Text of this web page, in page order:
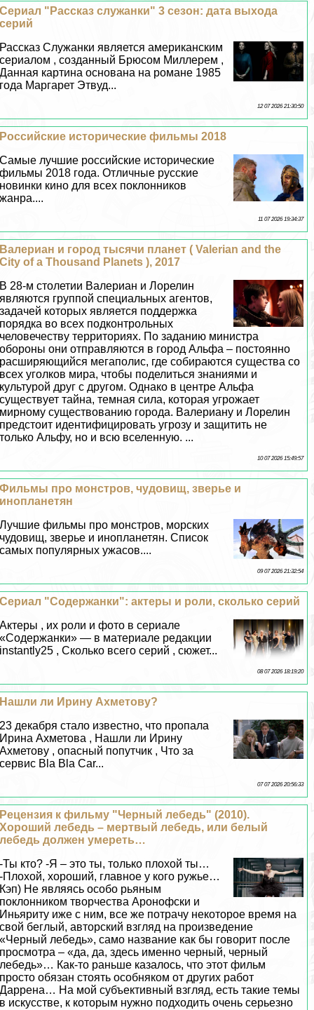
Сериал "Рассказ служанки" 3 сезон: дата выхода
серий
Рассказ Служанки является американским
сериалом , созданный Брюсом Миллерем ,
Данная картина основана на романе 1985
года Маргарет Этвуд...
12 07 2026 21:30:50
Российские исторические фильмы 2018
Самые лучшие российские исторические
фильмы 2018 года. Отличные русские
новинки кино для всех поклонников
жанра....
11 07 2026 19:34:37
Валериан и город тысячи планет ( Valerian and the
City of a Thousand Planets ), 2017
В 28-м столетии Валериан и Лорелин
являются группой специальных агентов,
задачей которых является поддержка
порядка во всех подконтрольных
человечеству территориях. По заданию министра
обороны они отправляются в город Альфа – постоянно
расширяющийся мегаполис, где собираются существа со
всех уголков мира, чтобы поделиться знаниями и
культурой друг с другом. Однако в центре Альфа
существует тайна, темная сила, которая угрожает
мирному существованию города. Валериану и Лорелин
предстоит идентифицировать угрозу и защитить не
только Альфу, но и всю вселенную. ...
10 07 2026 15:49:57
Фильмы про монстров, чудовищ, зверье и
инопланетян
Лучшие фильмы про монстров, морских
чудовищ, зверье и инопланетян. Список
самых популярных ужасов....
09 07 2026 21:32:54
Сериал "Содержанки": актеры и роли, сколько серий
Актеры , их роли и фото в сериале
«Содержанки» — в материале редакции
instantly25 , Сколько всего серий , сюжет...
08 07 2026 18:19:20
Нашли ли Ирину Ахметову?
23 декабря стало известно, что пропала
Ирина Ахметова , Нашли ли Ирину
Ахметову , опасный попутчик , Что за
сервис Bla Bla Car...
07 07 2026 20:56:33
Рецензия к фильму "Черный лебедь" (2010).
Хороший лебедь – мертвый лебедь, или белый
лебедь должен умереть…
-Ты кто? -Я – это ты, только плохой ты…
-Плохой, хороший, главное у кого ружье…
Кэп) Не являясь особо рьяным
поклонником творчества Аронофски и
Иньяриту иже с ним, все же потрачу некоторое время на
свой беглый, авторский взгляд на произведение
«Черный лебедь», само название как бы говорит после
просмотра – «да, да, здесь именно черный, черный
лебедь»… Как-то раньше казалось, что этот фильм
просто обязан стоять особняком от других работ
Даррена… На мой субъективный взгляд, есть такие темы
в искусстве, к которым нужно подходить очень серьезно